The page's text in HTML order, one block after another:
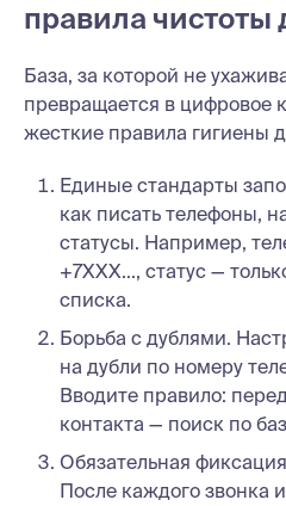
правила чистоты
База, за которой не
превращается в цифровое
жесткие правила гигиены
Единые стандарты
как писать телефоны,
статусы. Например,
+7XXX..., статус —
списка.
Борьба с дублями.
на дубли по номеру
Вводите правило:
контакта — поиск по
Обязательная
После каждого звонка